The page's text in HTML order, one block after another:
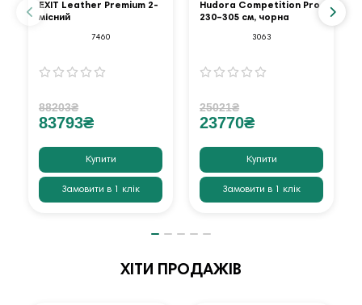
EXIT Leather Premium 2-
місний
7460
88203₴
83793₴
Купити
Замовити в 1 клік
Hudora Competition Pro
230–305 см, чорна
3063
25021₴
23770₴
Купити
Замовити в 1 клік
ХІТИ ПРОДАЖІВ